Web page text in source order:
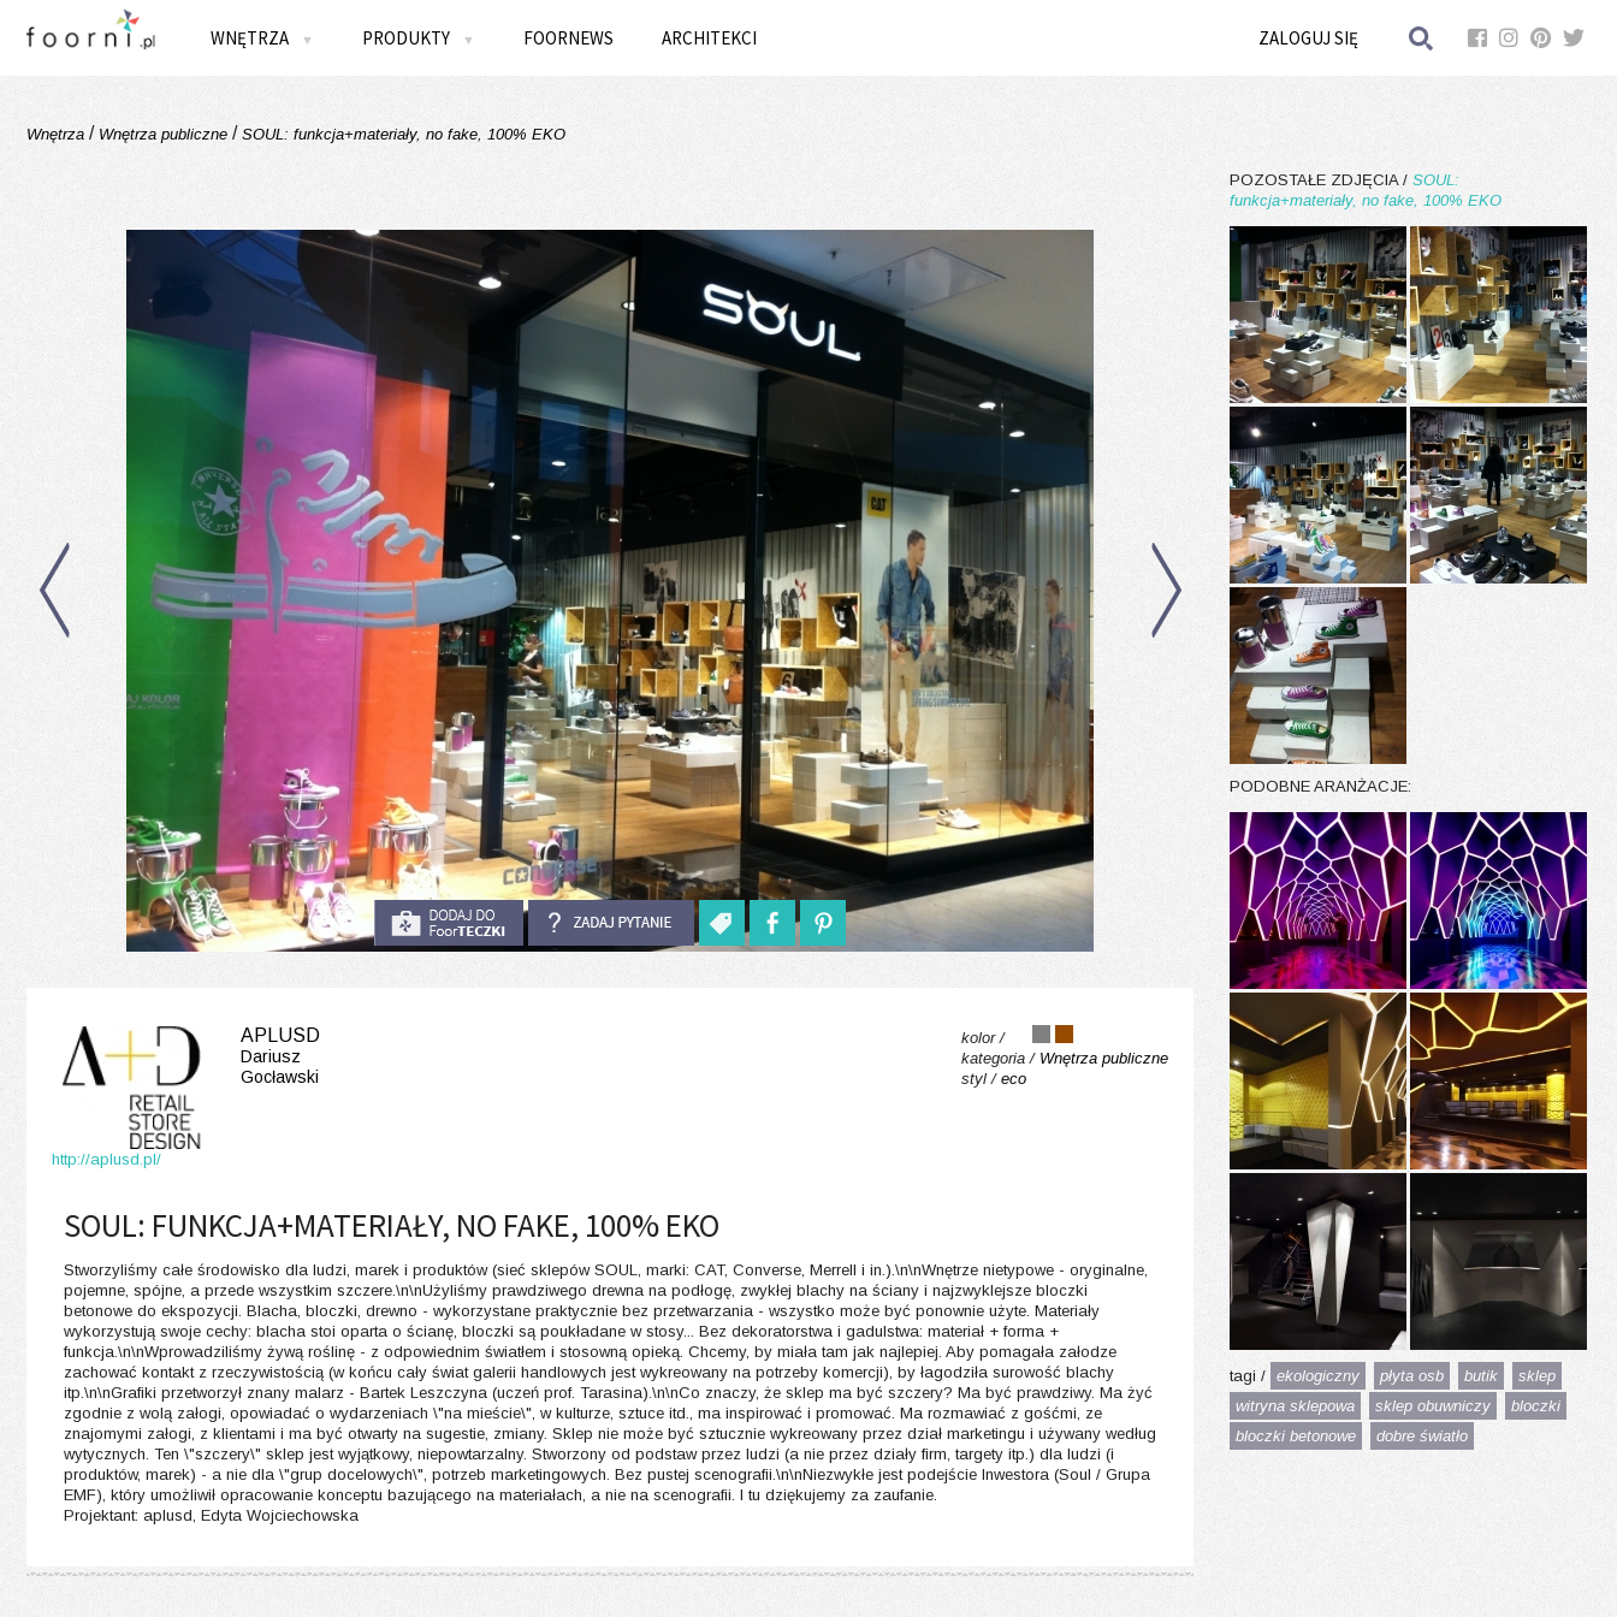
WNĘTRZA ▼ PRODUKTY ▼ FOORNEWS ARCHITEKCI ZALOGUJ SIĘ
Wnętrza / Wnętrza publiczne / SOUL: funkcja+materiały, no fake, 100% EKO
POZOSTAŁE ZDJĘCIA / SOUL:
funkcja+materiały, no fake, 100% EKO
PODOBNE ARANŻACJE:
tagi / ekologiczny płyta osb butik
sklep
witryna sklepowa
sklep obuwniczy
bloczki
bloczki betonowe
dobre światło
APLUSD
Dariusz
Gocławski
http://aplusd.pl/
kolor /
kategoria / Wnętrza publiczne
styl / eco
SOUL: FUNKCJA+MATERIAŁY, NO FAKE, 100% EKO
Stworzyliśmy całe środowisko dla ludzi, marek i produktów (sieć sklepów SOUL, marki: CAT, Converse, Merrell i in.).\n\nWnętrze nietypowe - oryginalne,
pojemne, spójne, a przede wszystkim szczere.\n\nUżyliśmy prawdziwego drewna na podłogę, zwykłej blachy na ściany i najzwyklejsze bloczki
betonowe do ekspozycji. Blacha, bloczki, drewno - wykorzystane praktycznie bez przetwarzania - wszystko może być ponownie użyte. Materiały
wykorzystują swoje cechy: blacha stoi oparta o ścianę, bloczki są poukładane w stosy... Bez dekoratorstwa i gadulstwa: materiał + forma +
funkcja.\n\nWprowadziliśmy żywą roślinę - z odpowiednim światłem i stosowną opieką. Chcemy, by miała tam jak najlepiej. Aby pomagała załodze
zachować kontakt z rzeczywistością (w końcu cały świat galerii handlowych jest wykreowany na potrzeby komercji), by łagodziła surowość blachy
itp.\n\nGrafiki przetworzył znany malarz - Bartek Leszczyna (uczeń prof. Tarasina).\n\nCo znaczy, że sklep ma być szczery? Ma być prawdziwy. Ma żyć
zgodnie z wolą załogi, opowiadać o wydarzeniach \"na mieście\", w kulturze, sztuce itd., ma inspirować i promować. Ma rozmawiać z gośćmi, ze
znajomymi załogi, z klientami i ma być otwarty na sugestie, zmiany. Sklep nie może być sztucznie wykreowany przez dział marketingu i używany według
wytycznych. Ten \"szczery\" sklep jest wyjątkowy, niepowtarzalny. Stworzony od podstaw przez ludzi (a nie przez działy firm, targety itp.) dla ludzi (i
produktów, marek) - a nie dla \"grup docelowych\", potrzeb marketingowych. Bez pustej scenografii.\n\nNiezwykłe jest podejście Inwestora (Soul / Grupa
EMF), który umożliwił opracowanie konceptu bazującego na materiałach, a nie na scenografii. I tu dziękujemy za zaufanie.
Projektant: aplusd, Edyta Wojciechowska